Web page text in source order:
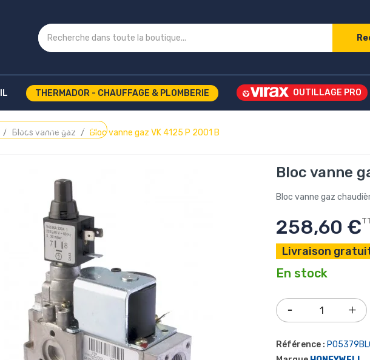
THERMADOR - CHAUFFAGE & PLOMBERIE
PROFESSIONNEL
Blocs vanne gaz Bloc vanne gaz VK 4125 P 2001 B
Bloc vanne
Bloc vanne gaz
258,60 €
Livraison
En stock
Référence :